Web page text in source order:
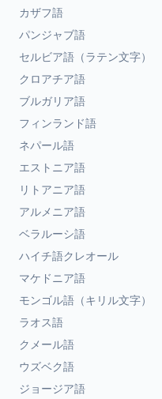
カザフ語
パンジャブ語
セルビア語（ラテン文字）
クロアチア語
ブルガリア語
フィンランド語
ネパール語
エストニア語
リトアニア語
アルメニア語
ベラルーシ語
ハイチ語クレオール
マケドニア語
モンゴル語（キリル文字）
ラオス語
クメール語
ウズベク語
ジョージア語